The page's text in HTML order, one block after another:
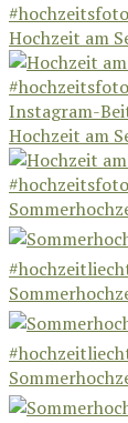
Hochzeit am
Instagram-
Hochzeit am